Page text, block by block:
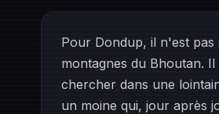
Pour Dondup, il n'est pas
montagnes du Bhoutan.
chercher dans une
un moine qui, jour après